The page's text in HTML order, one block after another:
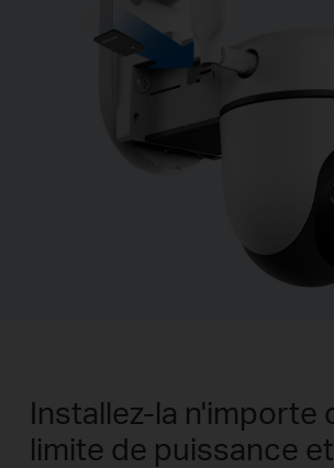
Installez-la n'importe
limite de puissance